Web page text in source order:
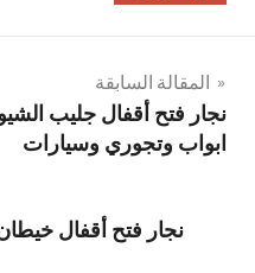
تصفّح
المقالات
المقالة السابقة
ابواب وتجوري وسيارات